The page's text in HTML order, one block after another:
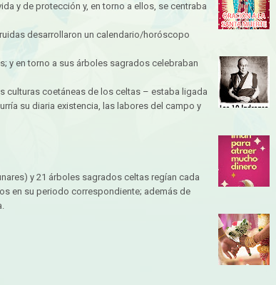
y de protección y, en torno a ellos, se centraba
desarrollaron un calendario/horóscopo
y en torno a sus árboles sagrados celebraban
culturas coetáneas de los celtas – estaba ligada
su diaria existencia, las labores del campo y
y 21 árboles sagrados celtas regían cada
en su periodo correspondiente; además de